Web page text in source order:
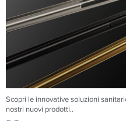
Scopri le innovative soluzioni
nostri nuovi prodotti..